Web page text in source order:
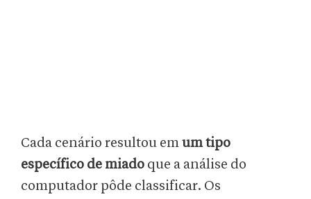
Cada cenário resultou emum tipo
específico de miado que a análise do
computador pôde classificar. Os